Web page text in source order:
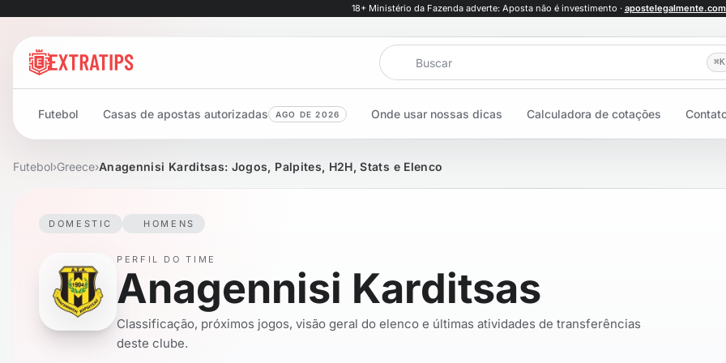
18+ Ministério da Fazenda adverte: Aposta não é investimento ·
Buscar
⌘K
Futebol Casas de apostas autorizadas AGO DE 2026 Onde usar nossas dicas Calculadora de cotações
Futebol›Greece›Anagennisi Karditsas: Jogos, Palpites, H2H, Stats e Elenco
DOMESTIC HOMENS
PERFIL DO TIME
Anagennisi Karditsas
Classificação, próximos jogos, visão geral do elenco e últimas atividades de transferências
deste clube.